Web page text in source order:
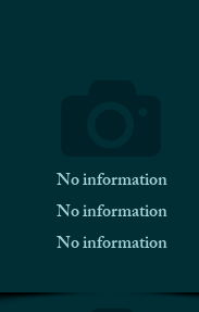
No information
No information
No information